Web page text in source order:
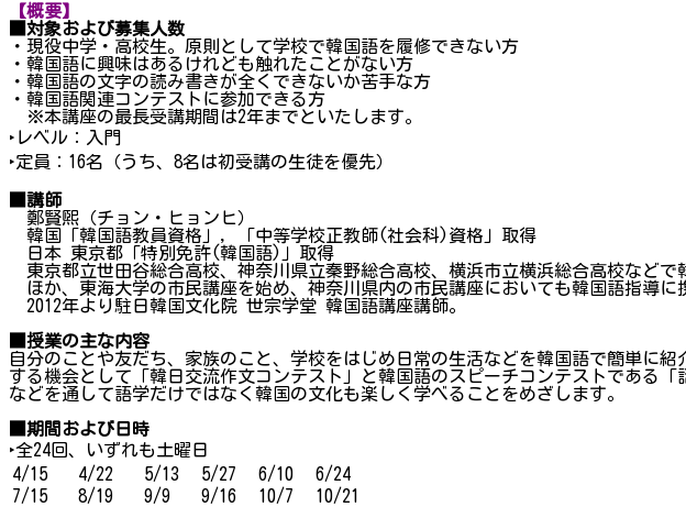
【概要】
■対象および募集人数
・現役中学・高校生。原則として学校で韓国語を履修できない方
・韓国語に興味はあるけれども触れたことがない方
・韓国語の文字の読み書きが全くできないか苦手な方
・韓国語関連コンテストに参加できる方
※本講座の最長受講期間は2年までといたします。
‣レベル：入門
‣定員：16名（うち、8名は初受講の生徒を優先）
■講師
鄭賢煕（チョン・ヒョンヒ）
韓国「韓国語教員資格」, 「中等学校正教師(社会科)資格」取得
日本 東京都「特別免許(韓国語)」取得
東京都立世田谷総合高校、神奈川県立秦野総合高校、横浜市立横浜総合高校などで
ほか、東海大学の市民講座を始め、神奈川県内の市民講座においても韓国語指導に
2012年より駐日韓国文化院 世宗学堂 韓国語講座講師。
■授業の主な内容
自分のことや友だち、家族のこと、学校をはじめ日常の生活などを韓国語で簡単に
する機会として「韓日交流作文コンテスト」と韓国語のスピーチコンテストである
などを通して語学だけではなく韓国の文化も楽しく学べることをめざします。
■期間および日時
‣全24回、いずれも土曜日
4/15
4/22 5/13 5/27 6/10
6/24
7/15
8/19 9/9 9/16 10/7 10/21